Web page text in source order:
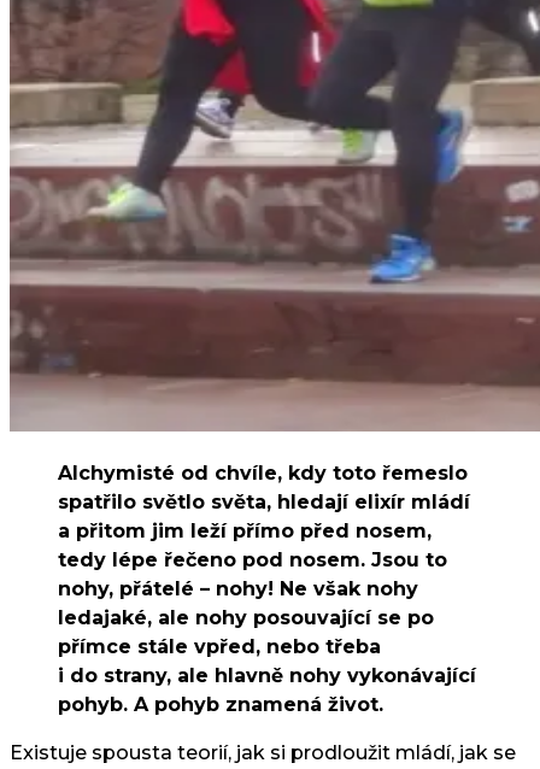
Alchymisté od chvíle, kdy toto řemeslo
spatřilo světlo světa, hledají elixír mládí
a přitom jim leží přímo před nosem,
tedy lépe řečeno pod nosem. Jsou to
nohy, přátelé – nohy! Ne však nohy
ledajaké, ale nohy posouvající se po
přímce stále vpřed, nebo třeba
i do strany, ale hlavně nohy vykonávající
pohyb. A pohyb znamená život.
Existuje spousta teorií, jak si prodloužit mládí, jak se